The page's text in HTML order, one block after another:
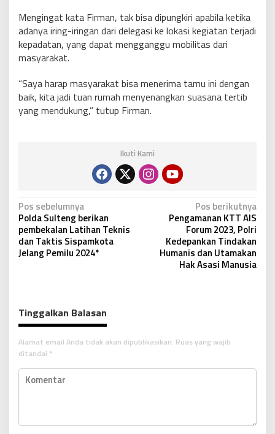
Mengingat kata Firman, tak bisa dipungkiri apabila ketika
adanya iring-iringan dari delegasi ke lokasi kegiatan terjadi
kepadatan, yang dapat mengganggu mobilitas dari
masyarakat.
“Saya harap masyarakat bisa menerima tamu ini dengan
baik, kita jadi tuan rumah menyenangkan suasana tertib
yang mendukung,” tutup Firman.
Ikuti Kami
N
a
v
i
s
i
p
o
Pos sebelumnya
Polda Sulteng berikan
pembekalan Latihan Teknis
dan Taktis Sispamkota
Jelang Pemilu 2024*
Pos berikutnya
Pengamanan KTT AIS
Forum 2023, Polri
Kedepankan Tindakan
Humanis dan Utamakan
Hak Asasi Manusia
Tinggalkan Balasan
Alamat email Anda tidak akan dipublikasikan. Ruas yang wajib
ditandai *